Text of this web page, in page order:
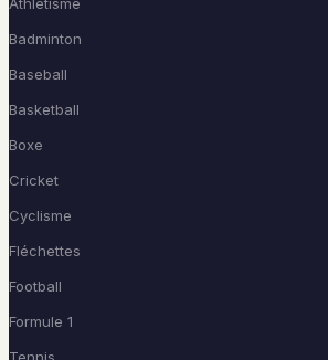
Badminton
Baseball
Basketball
Boxe
Cricket
Cyclisme
Fléchettes
Football
Formule 1
Tennis